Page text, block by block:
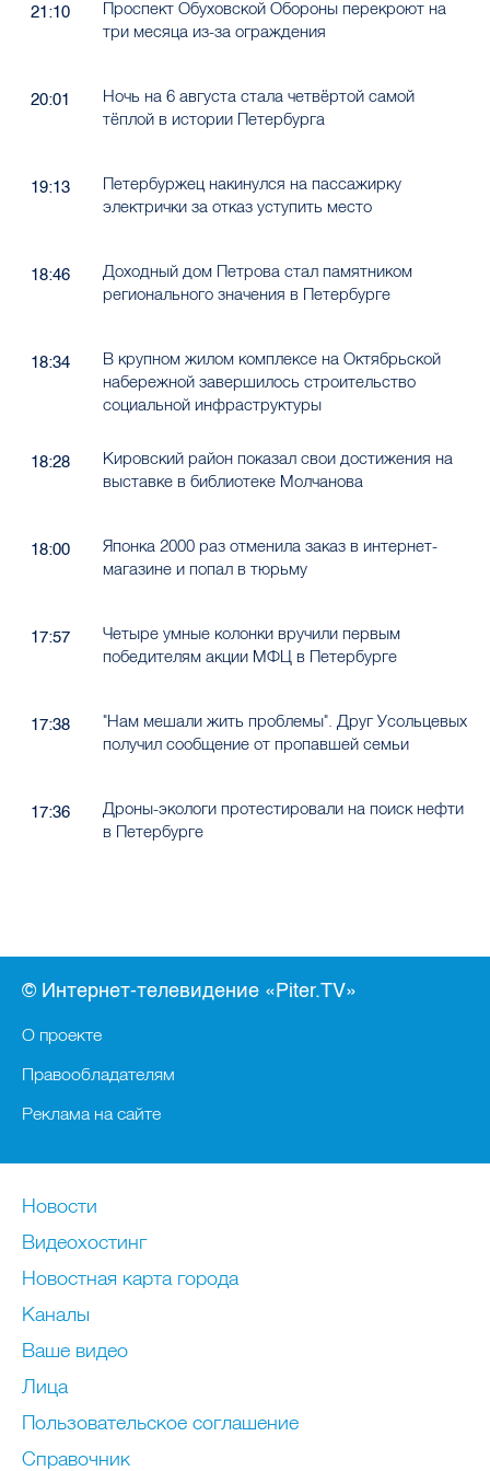
21:10
Проспект Обуховской Обороны перекроют на
три месяца из-за ограждения
20:01
Ночь на 6 августа стала четвёртой самой
тёплой в истории Петербурга
19:13
Петербуржец накинулся на пассажирку
электрички за отказ уступить место
18:46
Доходный дом Петрова стал памятником
регионального значения в Петербурге
18:34
В крупном жилом комплексе на Октябрьской
набережной завершилось строительство
социальной инфраструктуры
18:28
Кировский район показал свои достижения на
выставке в библиотеке Молчанова
18:00
Японка 2000 раз отменила заказ в интернет-
магазине и попал в тюрьму
17:57
Четыре умные колонки вручили первым
победителям акции МФЦ в Петербурге
17:38
"Нам мешали жить проблемы". Друг Усольцевых
получил сообщение от пропавшей семьи
17:36
Дроны-экологи протестировали на поиск нефти
в Петербурге
© Интернет-телевидение «Piter.TV»
О проекте
Правообладателям
Реклама на сайте
Новости
Видеохостинг
Новостная карта города
Каналы
Ваше видео
Лица
Пользовательское соглашение
Справочник